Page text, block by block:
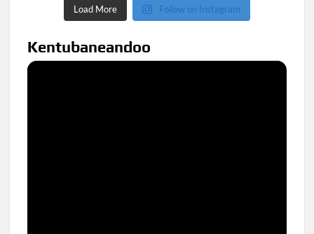
Load More Follow on Instagram
Kentubaneandoo